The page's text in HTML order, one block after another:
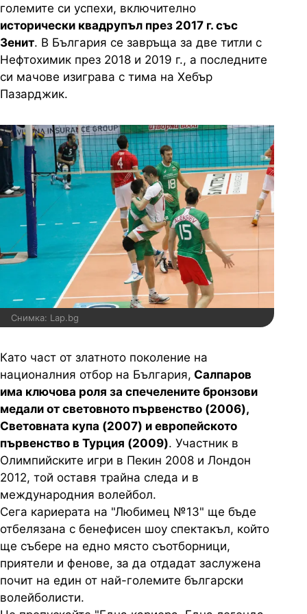
големите си успехи, включително
исторически квадрупъл през 2017 г. със
Зенит. В България се завръща за две титли с
Нефтохимик през 2018 и 2019 г., а последните
си мачове изиграва с тима на Хебър
Пазарджик.
Снимка: Lap.bg
Като част от златното поколение на
националния отбор на България, Салпаров
има ключова роля за спечелените бронзови
медали от световното първенство (2006),
Световната купа (2007) и европейското
първенство в Турция (2009). Участник в
Олимпийските игри в Пекин 2008 и Лондон
2012, той оставя трайна следа и в
международния волейбол.
Сега кариерата на "Любимец №13" ще бъде
отбелязана с бенефисен шоу спектакъл, който
ще събере на едно място съотборници,
приятели и фенове, за да отдадат заслужена
почит на един от най-големите български
волейболисти.